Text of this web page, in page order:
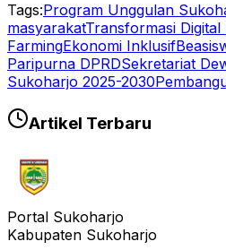
Tags:Program Unggulan
masyarakatTransformasi
FarmingEkonomi Inklusif
Paripurna DPRDSekretariat
Sukoharjo 2025-2030
Artikel Terbaru
Portal Sukoharjo
Kabupaten Sukoharjo